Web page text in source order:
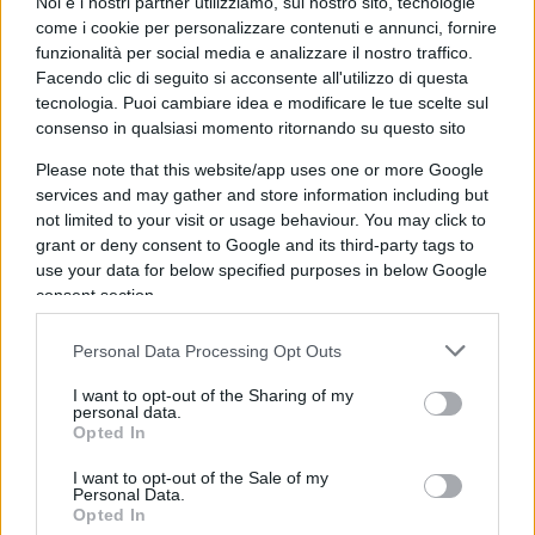
come i cookie per personalizzare contenuti e annunci, fornire
funzionalità per social media e analizzare il nostro traffico.
Facendo clic di seguito si acconsente all'utilizzo di questa
tecnologia. Puoi cambiare idea e modificare le tue scelte sul
consenso in qualsiasi momento ritornando su questo sito
Please note that this website/app uses one or more Google
services and may gather and store information including but
not limited to your visit or usage behaviour. You may click to
grant or deny consent to Google and its third-party tags to
use your data for below specified purposes in below Google
consent section.
Personal Data Processing Opt Outs
I want to opt-out of the Sharing of my
personal data.
Opted In
I want to opt-out of the Sale of my
Personal Data.
Opted In
venuto, e da lontano torna a prelevarci dopo
alcune ore, per riportarci, lontano, a casa, fino a
concludere la sua corsa al parcheggio-taxi da dove
era partito all’inizio. Allora, chi non intende
rinunciare alla riunione domenicale con parenti o
amici pensando di servirsi del taxi, cambi invece
idea se non vuole sentirsi in colpa: la domenica-a-
piedi avrebbe l’obiettivo di ridurre le emissioni
inquinanti, e con l’uso del taxi quelle emissioni,
tirando le somme, quasi si raddoppiano.
Siamo ad una impasse
propria auto, servirsi del taxi produce un
inquinamento maggiore. E starsene a casa invece